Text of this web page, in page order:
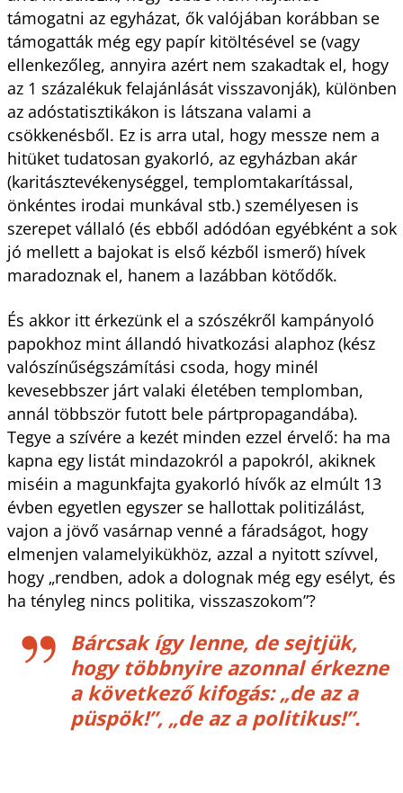
támogatni az egyházat, ők valójában korábban se
támogatták még egy papír kitöltésével se (vagy
ellenkezőleg, annyira azért nem szakadtak el, hogy
az 1 százalékuk felajánlását visszavonják), különben
az adóstatisztikákon is látszana valami a
csökkenésből. Ez is arra utal, hogy messze nem a
hitüket tudatosan gyakorló, az egyházban akár
(karitásztevékenységgel, templomtakarítással,
önkéntes irodai munkával stb.) személyesen is
szerepet vállaló (és ebből adódóan egyébként a sok
jó mellett a bajokat is első kézből ismerő) hívek
maradoznak el, hanem a lazábban kötődők.
És akkor itt érkezünk el a szószékről kampányoló
papokhoz mint állandó hivatkozási alaphoz (kész
valószínűségszámítási csoda, hogy minél
kevesebbszer járt valaki életében templomban,
annál többször futott bele pártpropagandába).
Tegye a szívére a kezét minden ezzel érvelő: ha ma
kapna egy listát mindazokról a papokról, akiknek
miséin a magunkfajta gyakorló hívők az elmúlt 13
évben egyetlen egyszer se hallottak politizálást,
vajon a jövő vasárnap venné a fáradságot, hogy
elmenjen valamelyikükhöz, azzal a nyitott szívvel,
hogy „rendben, adok a dolognak még egy esélyt, és
ha tényleg nincs politika, visszaszokom”?
Bárcsak így lenne, de sejtjük,
hogy többnyire azonnal érkezne
a következő kifogás: „de az a
püspök!”, „de az a politikus!”.